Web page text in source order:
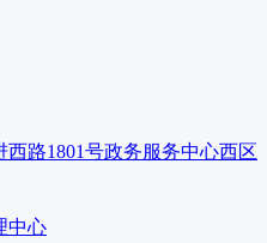
路1801号政务服务中心西区
中心